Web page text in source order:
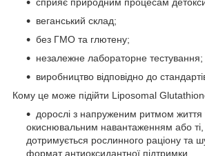
сприяє природним процесам
веганський склад;
без ГМО та глютену;
незалежне лабораторне тестування;
виробництво відповідно до
Кому це може підійти Liposomal
дорослі з напруженим ритмом
окиснювальним навантаженням або ті,
дотримується рослинного раціону та
формат антиоксидантної підтримки.